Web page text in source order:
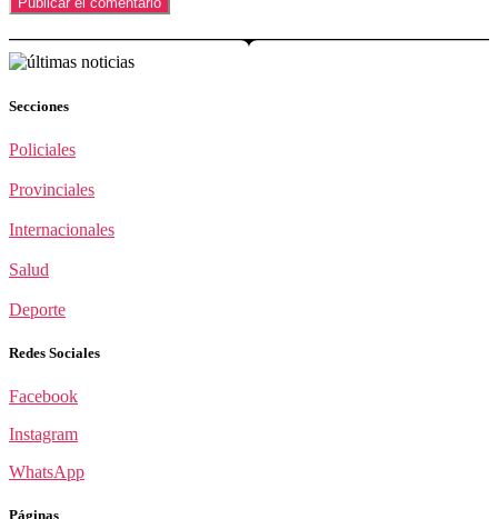
Secciones
Policiales
Provinciales
Internacionales
Salud
Deporte
Redes Sociales
Facebook
Instagram
WhatsApp
Páginas